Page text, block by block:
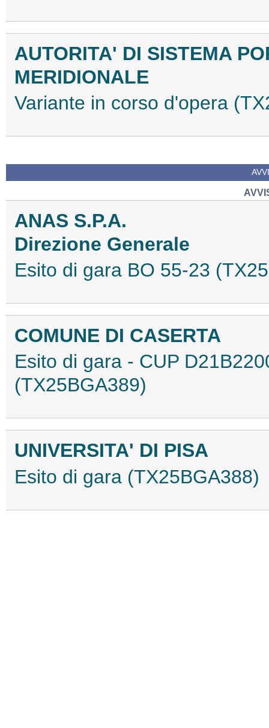
AUTORITA' DI SISTEMA
MERIDIONALE
Variante in corso d'opera
ANAS S.P.A.
Direzione Generale
Esito di gara BO 55-23
COMUNE DI CASERTA
Esito di gara - CUP
(TX25BGA389)
UNIVERSITA' DI PISA
Esito di gara (TX25BGA388)